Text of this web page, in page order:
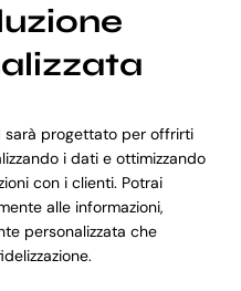
sarà progettato per offrirti
i dati e ottimizzando
con i clienti. Potrai
alle informazioni,
personalizzata che